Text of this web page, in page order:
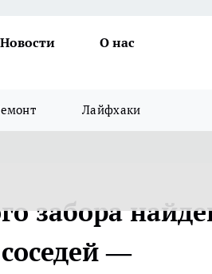
Новости
О нас
Лайфхаки
забора
—